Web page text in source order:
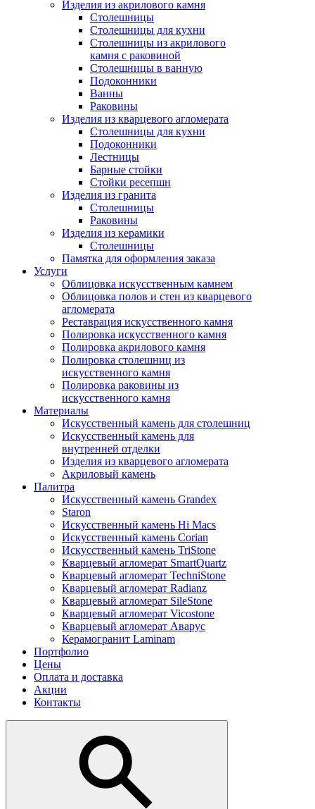
Изделия из акрилового камня
Столешницы
Столешницы для кухни
Столешницы из акрилового
камня с раковиной
Столешницы в ванную
Подоконники
Ванны
Раковины
Изделия из кварцевого агломерата
Столешницы для кухни
Подоконники
Лестницы
Барные стойки
Стойки ресепшн
Изделия из гранита
Столешницы
Раковины
Изделия из керамики
Столешницы
Памятка для оформления заказа
Услуги
Облицовка искусственным камнем
Облицовка полов и стен из кварцевого
агломерата
Реставрация искусственного камня
Полировка искусственного камня
Полировка акрилового камня
Полировка столешниц из
искусственного камня
Полировка раковины из
искусственного камня
Материалы
Искусственный камень для столешниц
Искусственный камень для
внутренней отделки
Изделия из кварцевого агломерата
Акриловый камень
Палитра
Искусственный камень Grandex
Staron
Искусственный камень Hi Macs
Искусственный камень Corian
Искусственный камень TriStone
Кварцевый агломерат SmartQuartz
Кварцевый агломерат TechniStone
Кварцевый агломерат Radianz
Кварцевый агломерат SileStone
Кварцевый агломерат Vicostone
Кварцевый агломерат Аварус
Керамогранит Laminam
Портфолио
Цены
Оплата и доставка
Акции
Контакты